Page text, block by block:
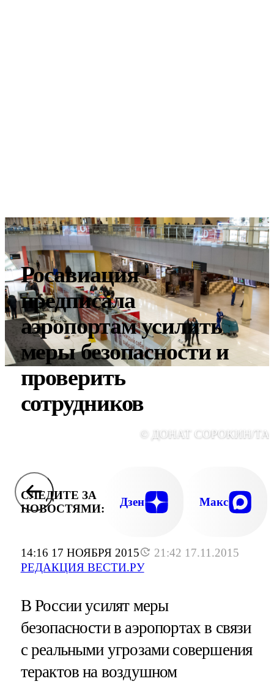
14:16 17 НОЯБРЯ 2015
21:42 17.11.2015
РЕДАКЦИЯ ВЕСТИ.РУ
Росавиация
предписала
аэропортам усилить
меры безопасности и
проверить
сотрудников
© ДОНАТ СОРОКИН/
СЛЕДИТЕ ЗА
НОВОСТЯМИ:
Дзен Макс
В России усилят меры
безопасности в аэропортах в связи
с реальными угрозами совершения
терактов на воздушном